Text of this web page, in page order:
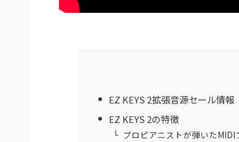
EZ KEYS 2拡張音源セール情報
EZ KEYS 2の特徴
プロピアニストが弾いた